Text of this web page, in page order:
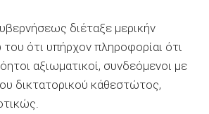
διέταξε μερικήν
ότι υπήρχον πληροφορίαι ότι
αξιωματικοί, συνδεόμενοι με
δικτατορικού κάθεστώτος,